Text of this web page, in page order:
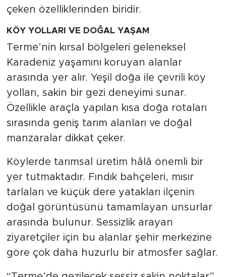
çeken özelliklerinden biridir.
KÖY YOLLARI VE DOĞAL YAŞAM
Terme’nin kırsal bölgeleri geleneksel
Karadeniz yaşamını koruyan alanlar
arasında yer alır. Yeşil doğa ile çevrili köy
yolları, sakin bir gezi deneyimi sunar.
Özellikle araçla yapılan kısa doğa rotaları
sırasında geniş tarım alanları ve doğal
manzaralar dikkat çeker.
Köylerde tarımsal üretim hâlâ önemli bir
yer tutmaktadır. Fındık bahçeleri, mısır
tarlaları ve küçük dere yatakları ilçenin
doğal görüntüsünü tamamlayan unsurlar
arasında bulunur. Sessizlik arayan
ziyaretçiler için bu alanlar şehir merkezine
göre çok daha huzurlu bir atmosfer sağlar.